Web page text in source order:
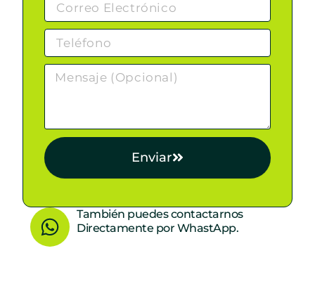
Enviar
W
h
También puedes contactarnos
Directamente por WhastApp.